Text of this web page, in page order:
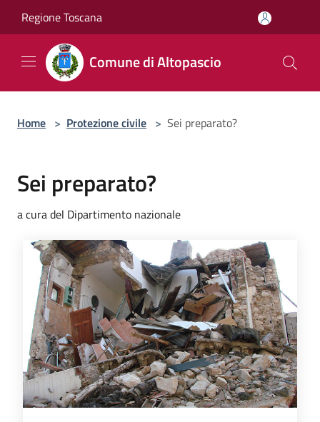
Regione Toscana
Comune di Altopascio
Home > Protezione civile > Sei preparato?
Sei preparato?
a cura del Dipartimento nazionale